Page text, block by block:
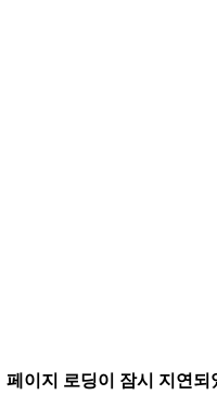
페이지 로딩이 잠시 지연